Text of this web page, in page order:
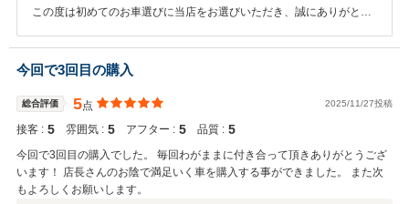
この度は初めてのお車選びに当店をお選びいただき、誠にありがとう
嬉しく拝読しました。 オークションや多くのお店、車両も含めて様々
なご相談をいただく中で、最終的に弊社の車両を気に入っていただけ
たこと、そしてご納得のうえご購入いただけたことを何より嬉しく思
っております。 また、小さなお子さま連れでのご来店でも安心してお
過ごしいただけたとのこと、キッズスペースがお役に立てて良かった
です。 今後も点検やご相談など、どんなことでもお気軽にお声がけく
ださい。 またのご利用をスタッフ一同、心よりお待ちしております。
今回で3回目の購入
総合評価 5点 2025/11/27投稿
接客 : 5 雰囲気 : 5 アフター : 5 品質 : 5
今回で3回目の購入でした。 毎回わがままに付き合って頂きありがとうござ
います！ 店長さんのお陰で満足いく車を購入する事ができました。 また次
もよろしくお願いします。